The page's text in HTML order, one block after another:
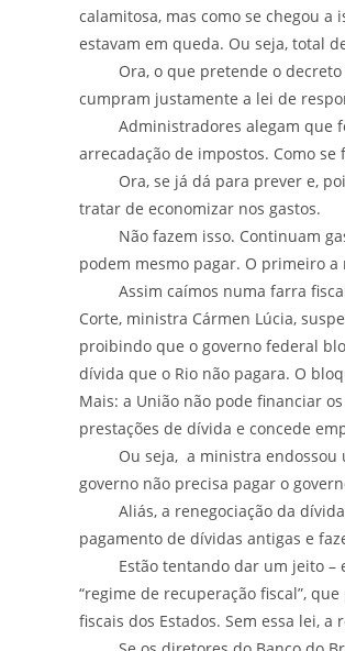
calamitosa, mas como se chegou a
estavam em queda. Ou seja, total
Ora, o que pretende o decreto
cumpram justamente a lei de
Administradores alegam que
arrecadação de impostos. Como
Ora, se já dá para prever e,
tratar de economizar nos gastos.
Não fazem isso. Continuam
podem mesmo pagar. O primeiro a
Assim caímos numa farra fiscal,
Corte, ministra Cármen Lúcia,
proibindo que o governo federal
dívida que o Rio não pagara. O
Mais: a União não pode financiar
prestações de dívida e concede
Ou seja, a ministra endossou
governo não precisa pagar o
Aliás, a renegociação da dívida
pagamento de dívidas antigas e
Estão tentando dar um jeito – e
“regime de recuperação fiscal”,
fiscais dos Estados. Sem essa lei,